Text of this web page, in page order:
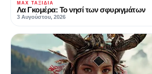
MAX ΤΑΞΊΔΙΑ
Λα Γκομέρα: Το νησί των σφυριγμάτων
3 Αυγούστου, 2026